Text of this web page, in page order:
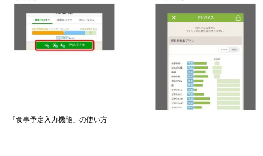
「食事予定入力機能」の使い方